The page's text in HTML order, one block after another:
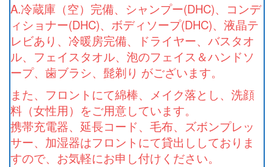
A.冷蔵庫（空）完備、シャンプー(DHC)、コンデ
ィショナー(DHC)、ボディソープ(DHC)、液晶テ
レビあり、冷暖房完備、ドライヤー、バスタオ
ル、フェイスタオル、泡のフェイス＆ハンドソ
ープ、歯ブラシ、髭剃り がございます。
また、フロントにて綿棒、メイク落とし、洗顔
料（女性用）をご用意しています。
携帯充電器、延長コード、毛布、ズボンプレッ
サー、加湿器はフロントにて貸出ししておりま
すので、お気軽にお申し付けください。